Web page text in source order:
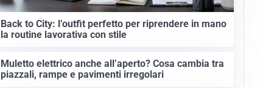
Back to City: l’outfit perfetto per riprendere in mano
la routine lavorativa con stile
Muletto elettrico anche all’aperto? Cosa cambia tra
piazzali, rampe e pavimenti irregolari